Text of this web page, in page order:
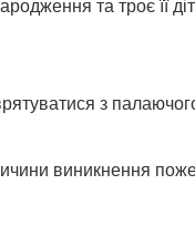
з
виникнення